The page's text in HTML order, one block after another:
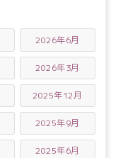
2026年6月
2026年3月
2025年12月
2025年9月
2025年6月